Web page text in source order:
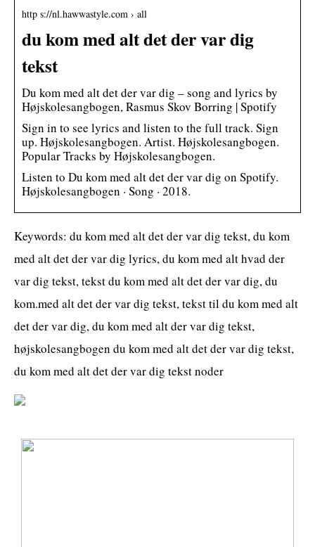
http s://nl.hawwastyle.com › all
du kom med alt det der var dig
tekst
Du kom med alt det der var dig – song and lyrics by
Højskolesangbogen, Rasmus Skov Borring | Spotify
Sign in to see lyrics and listen to the full track. Sign
up. Højskolesangbogen. Artist. Højskolesangbogen.
Popular Tracks by Højskolesangbogen.
Listen to Du kom med alt det der var dig on Spotify.
Højskolesangbogen · Song · 2018.
Keywords: du kom med alt det der var dig tekst, du kom
med alt det der var dig lyrics, du kom med alt hvad der
var dig tekst, tekst du kom med alt det der var dig, du
kom.med alt det der var dig tekst, tekst til du kom med alt
det der var dig, du kom med alt der var dig tekst,
højskolesangbogen du kom med alt det der var dig tekst,
du kom med alt det der var dig tekst noder